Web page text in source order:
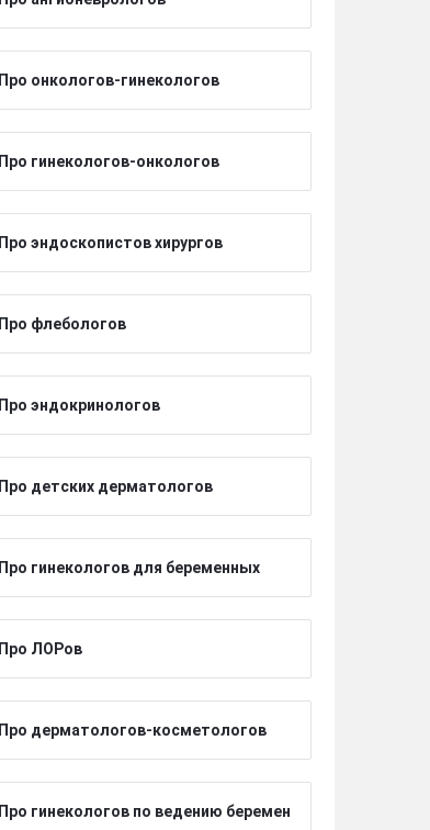
Про онкологов-гинекологов
Про гинекологов-онкологов
Про эндоскопистов хирургов
Про флебологов
Про эндокринологов
Про детских дерматологов
Про гинекологов для беременных
Про ЛОРов
Про дерматологов-косметологов
Про гинекологов по ведению беремен